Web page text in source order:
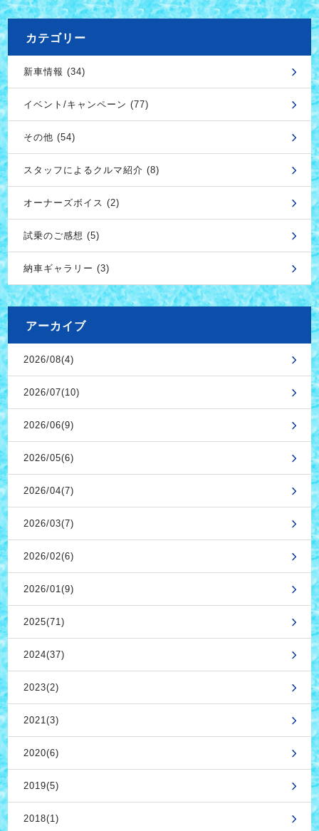
カテゴリー
新車情報 (34)
イベント/キャンペーン (77)
その他 (54)
スタッフによるクルマ紹介 (8)
オーナーズボイス (2)
試乗のご感想 (5)
納車ギャラリー (3)
アーカイブ
2026/08(4)
2026/07(10)
2026/06(9)
2026/05(6)
2026/04(7)
2026/03(7)
2026/02(6)
2026/01(9)
2025(71)
2024(37)
2023(2)
2021(3)
2020(6)
2019(5)
2018(1)